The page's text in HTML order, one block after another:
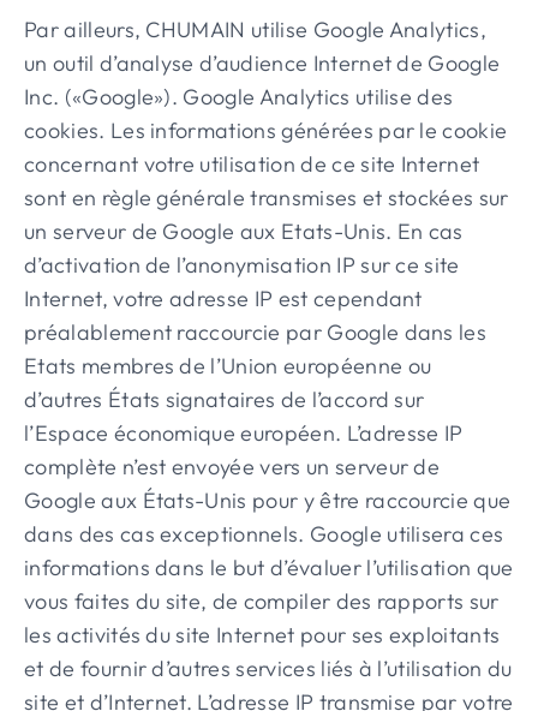
Par ailleurs, CHUMAIN utilise Google Analytics,
un outil d’analyse d’audience Internet de Google
Inc. («Google»). Google Analytics utilise des
cookies. Les informations générées par le cookie
concernant votre utilisation de ce site Internet
sont en règle générale transmises et stockées sur
un serveur de Google aux Etats-Unis. En cas
d’activation de l’anonymisation IP sur ce site
Internet, votre adresse IP est cependant
préalablement raccourcie par Google dans les
Etats membres de l’Union européenne ou
d’autres États signataires de l’accord sur
l’Espace économique européen. L’adresse IP
complète n’est envoyée vers un serveur de
Google aux États-Unis pour y être raccourcie que
dans des cas exceptionnels. Google utilisera ces
informations dans le but d’évaluer l’utilisation que
vous faites du site, de compiler des rapports sur
les activités du site Internet pour ses exploitants
et de fournir d’autres services liés à l’utilisation du
site et d’Internet. L’adresse IP transmise par votre